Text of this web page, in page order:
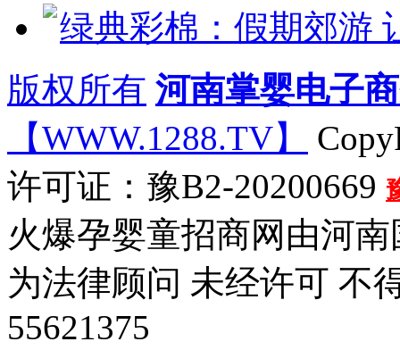
绿典彩棉：假期郊游
版权所有 河南掌婴电子
【WWW.1288.TV】
许可证：豫B2-20200669
火爆孕婴童招商网由河
为法律顾问 未经许可 不
55621375